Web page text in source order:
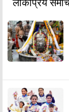
लोकप्रिय